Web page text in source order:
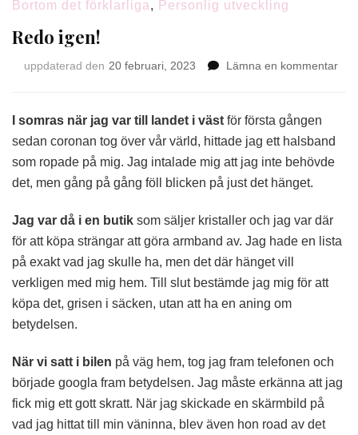
Bortom det förklarliga, Personlig utveckling
Redo igen!
uppdaterad den 20 februari, 2023 Lämna en kommentarpå
I somras när jag var till landet i väst för första gången
sedan coronan tog över vår värld, hittade jag ett halsband
som ropade på mig. Jag intalade mig att jag inte behövde
det, men gång på gång föll blicken på just det hänget.
Jag var då i en butik som säljer kristaller och jag var där
för att köpa strängar att göra armband av. Jag hade en lista
på exakt vad jag skulle ha, men det där hänget vill
verkligen med mig hem. Till slut bestämde jag mig för att
köpa det, grisen i säcken, utan att ha en aning om
betydelsen.
När vi satt i bilen på väg hem, tog jag fram telefonen och
började googla fram betydelsen. Jag måste erkänna att jag
fick mig ett gott skratt. När jag skickade en skärmbild på
vad jag hittat till min väninna, blev även hon road av det